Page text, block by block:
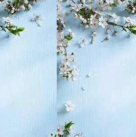
здоровье, воспитание,